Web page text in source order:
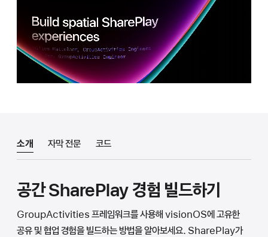
소개 자막 전문 코드
공간 SharePlay 경험 빌드하기
GroupActivities 프레임워크를 사용해 visionOS에 고유한
공유 및 협업 경험을 빌드하는 방법을 알아보세요. SharePlay가